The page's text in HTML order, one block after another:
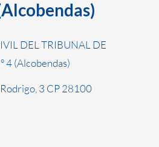
DEL TRIBUNAL DE
4 (Alcobendas)
3 CP 28100